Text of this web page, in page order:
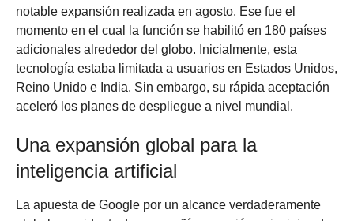
notable expansión realizada en agosto. Ese fue el
momento en el cual la función se habilitó en 180 países
adicionales alrededor del globo. Inicialmente, esta
tecnología estaba limitada a usuarios en Estados Unidos,
Reino Unido e India. Sin embargo, su rápida aceptación
aceleró los planes de despliegue a nivel mundial.
Una expansión global para la
inteligencia artificial
La apuesta de Google por un alcance verdaderamente